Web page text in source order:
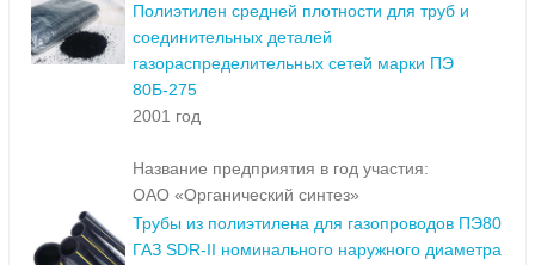
Полиэтилен средней плотности для труб и
соединительных деталей
газораспределительных сетей марки ПЭ
80Б-275
2001 год
Название предприятия в год участия:
ОАО «Органический синтез»
Трубы из полиэтилена для газопроводов ПЭ80
ГАЗ SDR-II номинального наружного диаметра